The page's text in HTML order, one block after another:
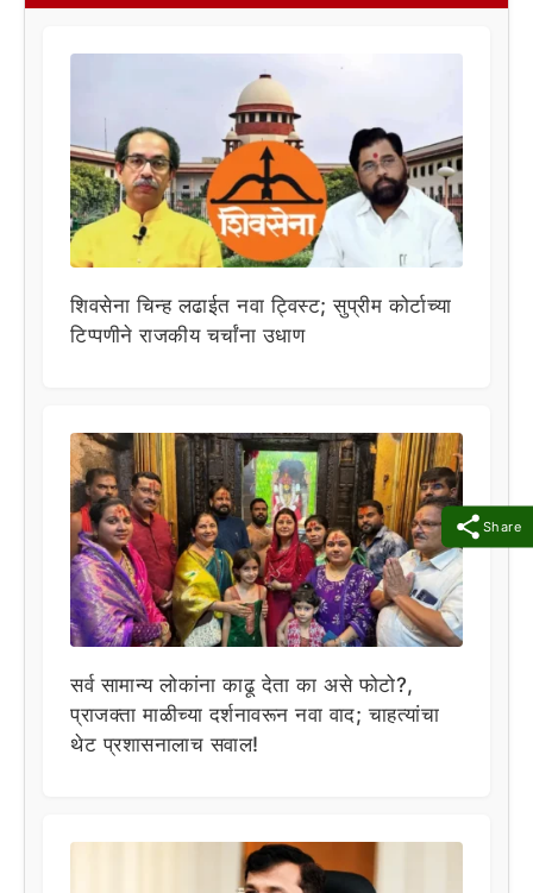
Share
शिवसेना चिन्ह लढाईत नवा ट्विस्ट; सुप्रीम कोर्टाच्या
टिप्पणीने राजकीय चर्चांना उधाण
सर्व सामान्य लोकांना काढू देता का असे फोटो?,
प्राजक्ता माळीच्या दर्शनावरून नवा वाद; चाहत्यांचा
थेट प्रशासनालाच सवाल!